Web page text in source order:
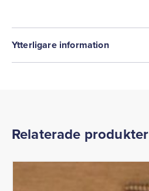
Ytterligare information
Relaterade produkter